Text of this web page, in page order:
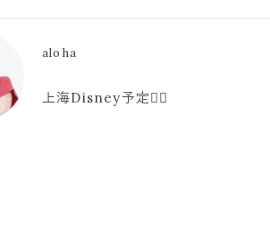
aloha
上海Disney予定🫪🩷